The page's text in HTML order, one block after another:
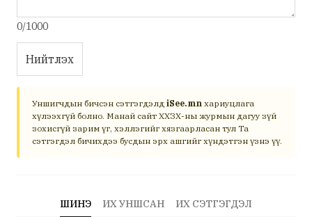
0/1000
Нийтлэх
Уншигчдын бичсэн сэтгэгдэлд iSee.mn хариуцлага
хүлээхгүй болно. Манай сайт ХХЗХ-ны журмын дагуу зүй
зохисгүй зарим үг, хэллэгийг хязгаарласан тул Та
сэтгэгдэл бичихдээ бусдын эрх ашгийг хүндэтгэн үзнэ үү.
ШИНЭ ИХ УНШСАН ИХ СЭТГЭГДЭЛ